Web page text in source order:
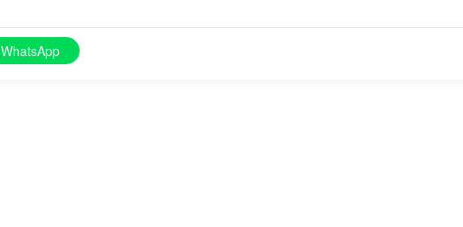
WhatsApp